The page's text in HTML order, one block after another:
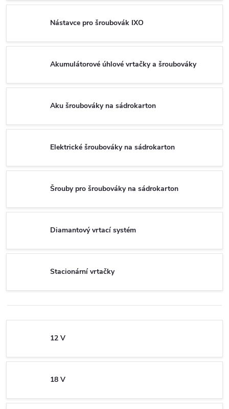
Nástavce pro šroubovák IXO
Akumulátorové úhlové vrtačky a šroubováky
Aku šroubováky na sádrokarton
Elektrické šroubováky na sádrokarton
Šrouby pro šroubováky na sádrokarton
Diamantový vrtací systém
Stacionární vrtačky
12 V
18 V